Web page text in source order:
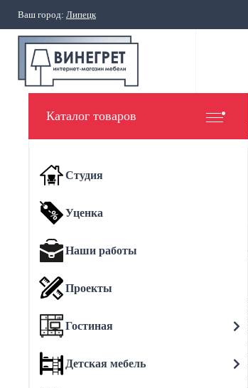
Ваш город: Липецк
Каталог товаров
Студия
Уценка
Наши работы
Проекты
Гостиная
Детская мебель